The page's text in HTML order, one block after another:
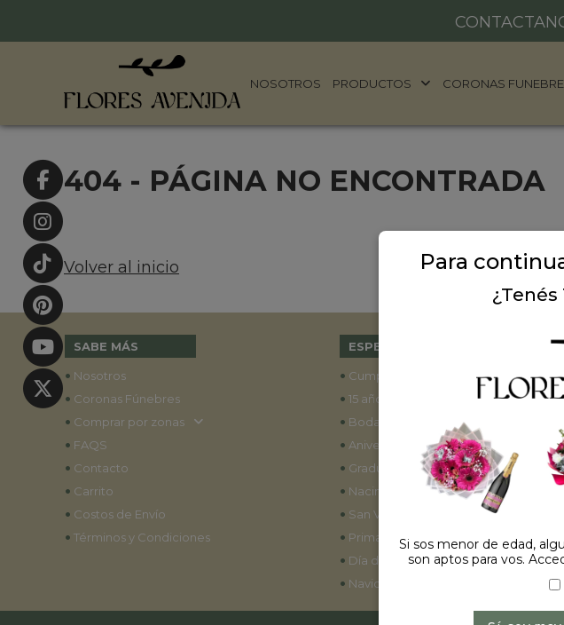
NOSOTROS PRODUCTOS CORONAS
404 - PÁGINA NO ENCONTRADA
Volver al inicio
SABE MÁS
• Nosotros
• Coronas Fúnebres
• Comprar por zonas
• FAQS
• Contacto
• Carrito
• Costos de Envío
• Términos y Condiciones
ESPECIALES
• Cumpleaños
• 15 años
• Bodas
• Aniversarios
• Graduaciones
• Nacimientos
• San Valentín
• Primavera 2022
• Día de la madre
• Navidad y año nuevo
Para
¿Tenés
Si sos menor de edad,
son aptos para vos.